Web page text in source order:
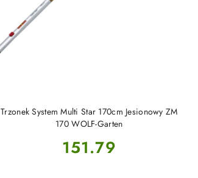
Trzonek System Multi Star 170cm Jesionowy ZM
170 WOLF-Garten
Cena:
151.79
DO KOSZYKA